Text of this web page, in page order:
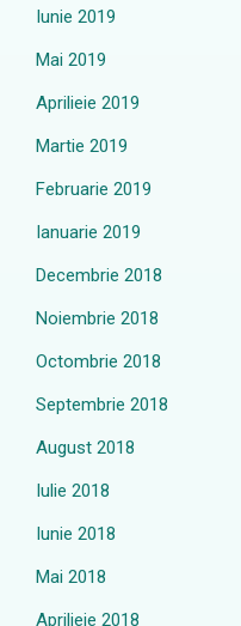
Iunie 2019
Mai 2019
Aprilieie 2019
Martie 2019
Februarie 2019
Ianuarie 2019
Decembrie 2018
Noiembrie 2018
Octombrie 2018
Septembrie 2018
August 2018
Iulie 2018
Iunie 2018
Mai 2018
Aprilieie 2018